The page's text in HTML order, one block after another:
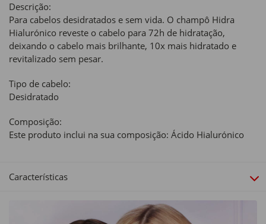
Descrição:
Para cabelos desidratados e sem vida. O champô Hidra
Hialurónico reveste o cabelo para 72h de hidratação,
deixando o cabelo mais brilhante, 10x mais hidratado e
revitalizado sem pesar.
Tipo de cabelo:
Desidratado
Composição:
Este produto inclui na sua composição: Ácido Hialurónico
Características